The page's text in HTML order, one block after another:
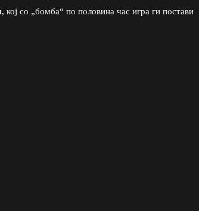
, кој со „бомба“ по половина час игра ги постави